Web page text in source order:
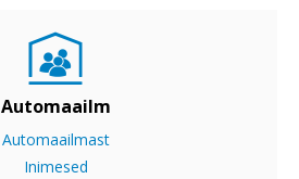
Automaailm
Automaailmast
Inimesed